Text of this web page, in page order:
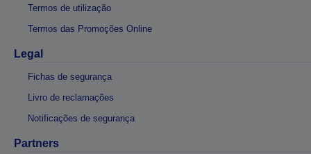
Termos de utilização
Termos das Promoções Online
Legal
Fichas de segurança
Livro de reclamações
Notificações de segurança
Partners